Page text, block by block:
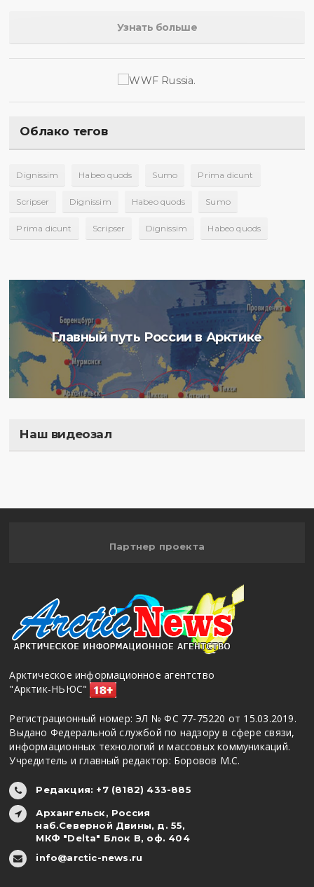
Узнать больше
Облако тегов
Dignissim Habeo quods Sumo Prima dicunt
Scripser Dignissim Habeo quods Sumo
Prima dicunt Scripser Dignissim Habeo quods
Главный путь России в Арктике
Наш видеозал
Партнер проекта
Арктическое информационное агентство
"Арктик-НЬЮС"
Регистрационный номер: ЭЛ № ФС 77-75220 от 15.03.2019.
Выдано Федеральной службой по надзору в сфере связи,
информационных технологий и массовых коммуникаций.
Учредитель и главный редактор: Боровов М.С.
Редакция: +7 (8182) 433-885
Архангельск, Россия
наб.Северной Двины, д. 55,
МКФ "Delta" Блок В, оф. 404
info@arctic-news.ru